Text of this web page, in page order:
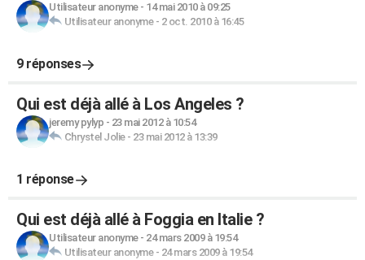
Utilisateur anonyme- 14 mai 2010 à 09:25
Utilisateur anonyme- 2 oct. 2010 à 16:45
9 réponses
Qui est déjà allé à Los Angeles ?
jeremy pylyp - 23 mai 2012 à 10:54
Chrystel Jolie- 23 mai 2012 à 13:39
1 réponse
Qui est déjà allé à Foggia en Italie ?
Utilisateur anonyme- 24 mars 2009 à 19:54
Utilisateur anonyme- 24 mars 2009 à 19:54